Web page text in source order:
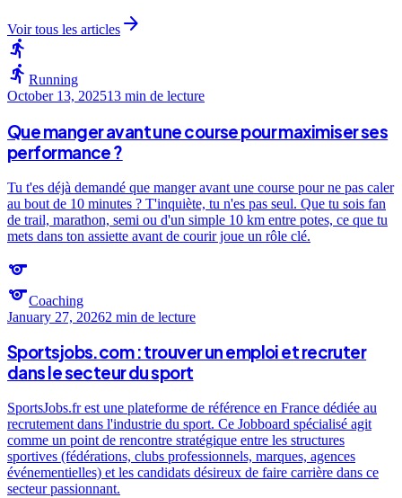
Voir tous les articles arrow_forward
directions_run
directions_run Running
October 13, 202513 min de lecture
Que manger avant une course pour maximiser ses
performance ?
Tu t'es déjà demandé que manger avant une course pour ne pas caler
au bout de 10 minutes ? T'inquiète, tu n'es pas seul. Que tu sois fan
de trail, marathon, semi ou d'un simple 10 km entre potes, ce que tu
mets dans ton assiette avant de courir joue un rôle clé.
sports
sportsCoaching
January 27, 20262 min de lecture
Sportsjobs.com : trouver un emploi et recruter
dans le secteur du sport
SportsJobs.fr est une plateforme de référence en France dédiée au
recrutement dans l'industrie du sport. Ce Jobboard spécialisé agit
comme un point de rencontre stratégique entre les structures
sportives (fédérations, clubs professionnels, marques, agences
événementielles) et les candidats désireux de faire carrière dans ce
secteur passionnant.